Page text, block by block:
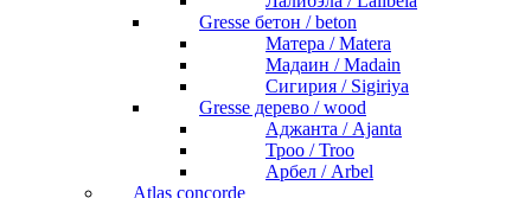
Gresse бетон / beton
Матера / Matera
Мадаин / Madain
Сигирия / Sigiriya
Gresse дерево / wood
Аджанта / Ajanta
Троо / Troo
Арбел / Arbel
Atlas concorde